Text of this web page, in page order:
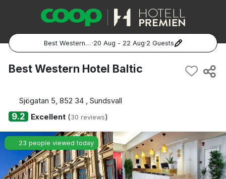
Best Western Hotel Baltic ·20 Aug - 22 Aug·2 Guests
Popular Destinations:
Göteborg
Malmö
Best Western Hotel Baltic
Sjögatan 5, 852 34 , Sundsvall
9.2 Excellent(30 reviews)
23 people viewed today